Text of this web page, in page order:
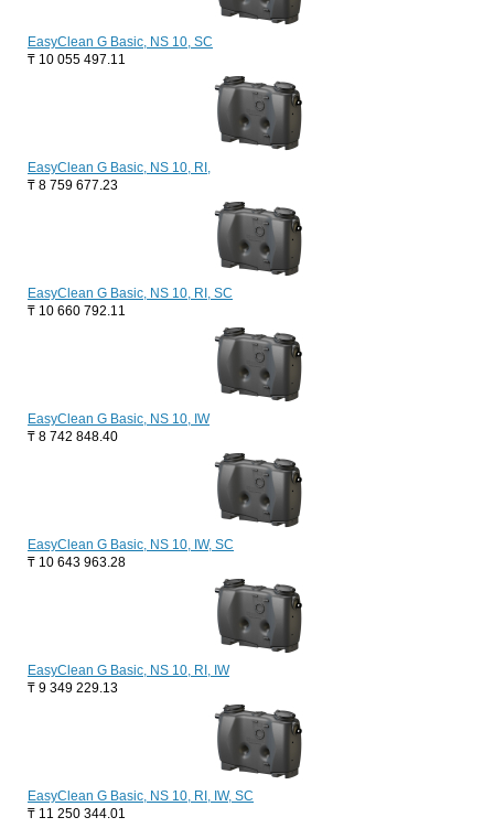
EasyClean G Basic, NS 10, SC
₸ 10 055 497.11
EasyClean G Basic, NS 10, RI,
₸ 8 759 677.23
EasyClean G Basic, NS 10, RI, SC
₸ 10 660 792.11
EasyClean G Basic, NS 10, IW
₸ 8 742 848.40
EasyClean G Basic, NS 10, IW, SC
₸ 10 643 963.28
EasyClean G Basic, NS 10, RI, IW
₸ 9 349 229.13
EasyClean G Basic, NS 10, RI, IW, SC
₸ 11 250 344.01